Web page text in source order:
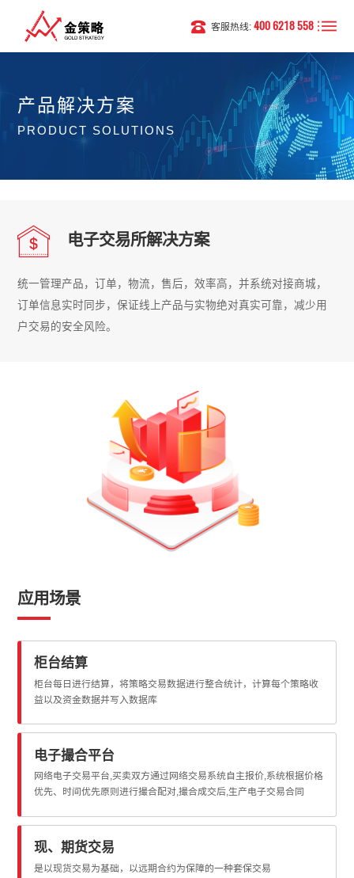
客服热线: 400 6218 558
产品解决方案
PRODUCT SOLUTIONS
电子交易所解决方案
统一管理产品，订单，物流，售后，效率高，并系统对接商城，
订单信息实时同步，保证线上产品与实物绝对真实可靠，减少用
户交易的安全风险。
应用场景
柜台结算
柜台每日进行结算，将策略交易数据进行整合统计，计算每个策略收
益以及资金数据并写入数据库
电子撮合平台
网络电子交易平台,买卖双方通过网络交易系统自主报价,系统根据价格
优先、时间优先原则进行撮合配对,撮合成交后,生产电子交易合同
现、期货交易
是以现货交易为基础，以远期合约为保障的一种套保交易